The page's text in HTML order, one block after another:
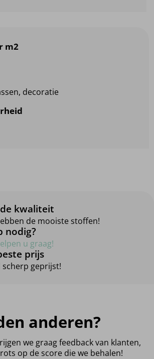
m2
decoratie
kwaliteit
de mooiste stoffen!
nodig?
u graag!
prijs
scherp geprijst!
anderen?
we graag feedback van klanten,
op de score die we behalen!